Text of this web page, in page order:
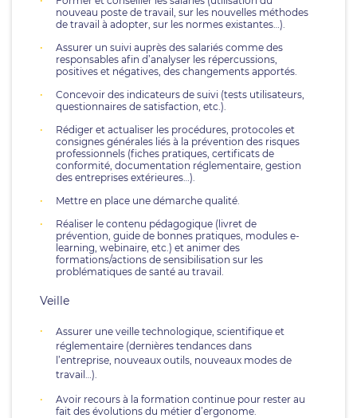
nouveau poste de travail, sur les nouvelles méthodes
de travail à adopter, sur les normes existantes…).
Assurer un suivi auprès des salariés comme des
responsables afin d’analyser les répercussions,
positives et négatives, des changements apportés.
Concevoir des indicateurs de suivi (tests utilisateurs,
questionnaires de satisfaction, etc.).
Rédiger et actualiser les procédures, protocoles et
consignes générales liés à la prévention des risques
professionnels (fiches pratiques, certificats de
conformité, documentation réglementaire, gestion
des entreprises extérieures…).
Mettre en place une démarche qualité.
Réaliser le contenu pédagogique (livret de
prévention, guide de bonnes pratiques, modules e-
learning, webinaire, etc.) et animer des
formations/actions de sensibilisation sur les
problématiques de santé au travail.
Veille
Assurer une veille technologique, scientifique et
réglementaire (dernières tendances dans
l’entreprise, nouveaux outils, nouveaux modes de
travail…).
Avoir recours à la formation continue pour rester au
fait des évolutions du métier d’ergonome.